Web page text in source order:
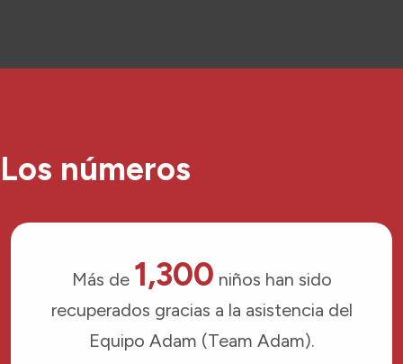
Los números
Más de 1,300 niños han sido
recuperados gracias a la asistencia del
Equipo Adam (Team Adam).